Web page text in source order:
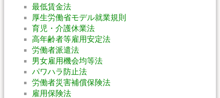
最低賃金法
厚生労働省モデル就業規則
育児・介護休業法
高年齢者等雇用安定法
労働者派遣法
男女雇用機会均等法
パワハラ防止法
労働者災害補償保険法
雇用保険法